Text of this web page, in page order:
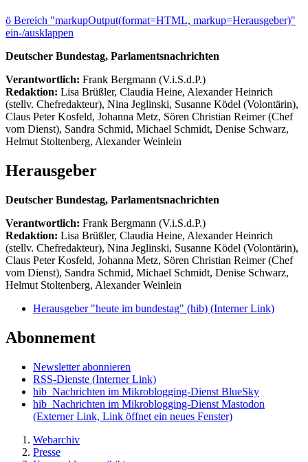
ö Bereich "markupOutput(format=HTML, markup=Herausgeber)"
ein-/ausklappen
Deutscher Bundestag, Parlamentsnachrichten
Verantwortlich: Frank Bergmann (V.i.S.d.P.)
Redaktion: Lisa Brüßler, Claudia Heine, Alexander Heinrich
(stellv. Chefredakteur), Nina Jeglinski, Susanne Ködel (Volontärin),
Claus Peter Kosfeld, Johanna Metz, Sören Christian Reimer (Chef
vom Dienst), Sandra Schmid, Michael Schmidt, Denise Schwarz,
Helmut Stoltenberg, Alexander Weinlein
Herausgeber
Deutscher Bundestag, Parlamentsnachrichten
Verantwortlich: Frank Bergmann (V.i.S.d.P.)
Redaktion: Lisa Brüßler, Claudia Heine, Alexander Heinrich
(stellv. Chefredakteur), Nina Jeglinski, Susanne Ködel (Volontärin),
Claus Peter Kosfeld, Johanna Metz, Sören Christian Reimer (Chef
vom Dienst), Sandra Schmid, Michael Schmidt, Denise Schwarz,
Helmut Stoltenberg, Alexander Weinlein
Herausgeber "heute im bundestag" (hib) (Interner Link)
Abonnement
Newsletter abonnieren
RSS-Dienste (Interner Link)
hib_Nachrichten im Mikroblogging-Dienst BlueSky
hib_Nachrichten im Mikroblogging-Dienst Mastodon
(Externer Link, Link öffnet ein neues Fenster)
Webarchiv
Presse